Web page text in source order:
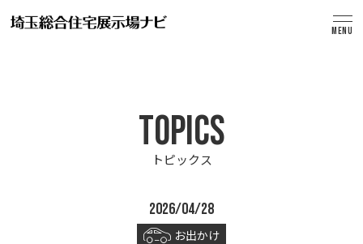
MENU
TOPICS
トピックス
2026/04/28
お出かけ